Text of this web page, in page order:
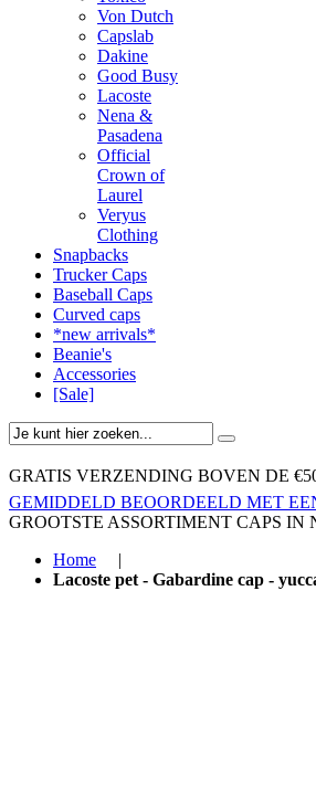
Von Dutch
Capslab
Dakine
Good Busy
Lacoste
Nena &
Pasadena
Official
Crown of
Laurel
Veryus
Clothing
Snapbacks
Trucker Caps
Baseball Caps
Curved caps
*new arrivals*
Beanie's
Accessories
[Sale]
GRATIS VERZENDING BOVEN ​DE
GEMIDDELD BEOORDEELD MET
GROOTSTE ASSORTIMENT CAPS IN
Home
|
Lacoste pet - Gabardine cap -